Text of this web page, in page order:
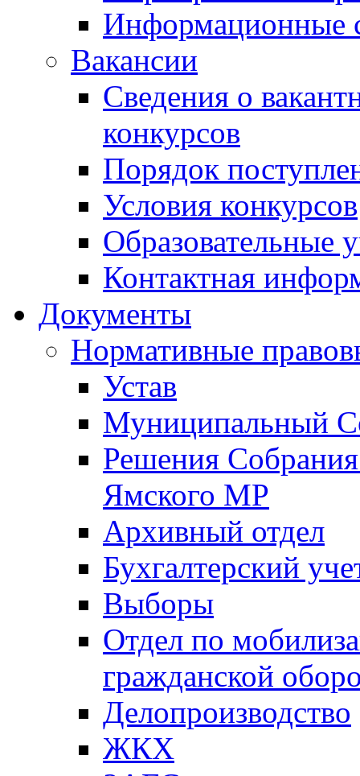
Информационные
Вакансии
Сведения о
конкурсов
Порядок
Условия конкурсов
Образовательные
Контактная
Документы
Нормативные
Устав
Муниципальный
Решения
Ямского МР
Архивный отдел
Бухгалтерский
Выборы
Отдел по
гражданской
Делопроизводство
ЖКХ